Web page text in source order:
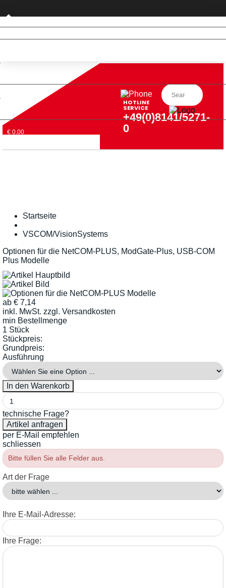
Privatkunde (nur DE)
€ 0,00
HOTLINE
SERVICE
+49(0)8141/5271-
0
Startseite
VSCOM/VisionSystems
Optionen für die NetCOM-PLUS, ModGate-Plus, USB-COM
Plus Modelle
ab € 7,14
inkl. MwSt. zzgl. Versandkosten
min Bestellmenge
1 Stück
Stückpreis:
Grundpreis:
Ausführung
technische Frage?
per E-Mail empfehlen
schliessen
Bitte füllen Sie alle Felder aus.
Art der Frage
Ihre E-Mail-Adresse:
Ihre Frage: